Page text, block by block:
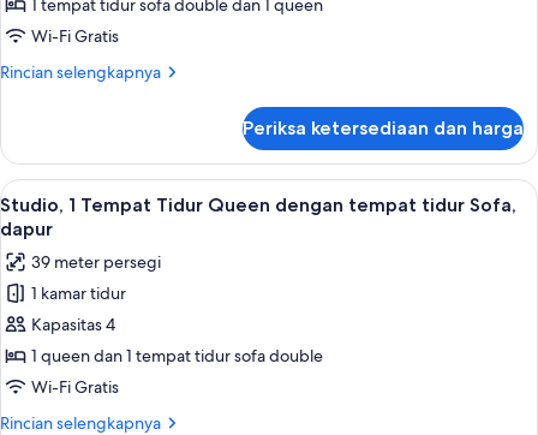
untuk
Studio,
1
with
Sofa
Bed,
Kitchen
1 tempat tidur sofa double dan 1 queen
Wi-Fi Gratis
Rincian selengkapnya
Rincian
Studio,
Queen
Bed
with
Sofa
Bed,
Kitchen
Periksa ketersediaan dan harga
Lihat
semua
foto
untuk
Studio,
1
Tempat
Tidur
Queen
Studio, 1 Tempat Tidur Queen
5
Studio, 1 Tempat Tidur Queen dengan tempat tidur Sofa,
dapur
39 meter persegi
1 kamar tidur
Kapasitas 4
1 queen dan 1 tempat tidur sofa double
Wi-Fi Gratis
Rincian selengkapnya
Rincian